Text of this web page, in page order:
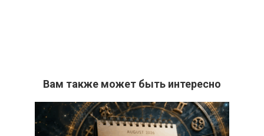
Вам также может быть интересно